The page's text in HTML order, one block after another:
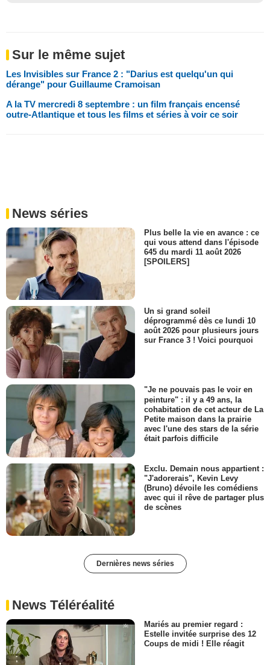
Sur le même sujet
Les Invisibles sur France 2 : "Darius est quelqu'un qui
dérange" pour Guillaume Cramoisan
A la TV mercredi 8 septembre : un film français encensé
outre-Atlantique et tous les films et séries à voir ce soir
News séries
Plus belle la vie en avance : ce
qui vous attend dans l'épisode
645 du mardi 11 août 2026
[SPOILERS]
Un si grand soleil
déprogrammé dès ce lundi 10
août 2026 pour plusieurs jours
sur France 3 ! Voici pourquoi
"Je ne pouvais pas le voir en
peinture" : il y a 49 ans, la
cohabitation de cet acteur de La
Petite maison dans la prairie
avec l'une des stars de la série
était parfois difficile
Exclu. Demain nous appartient :
"J'adorerais", Kevin Levy
(Bruno) dévoile les comédiens
avec qui il rêve de partager plus
de scènes
Dernières news séries
News Téléréalité
Mariés au premier regard :
Estelle invitée surprise des 12
Coups de midi ! Elle réagit